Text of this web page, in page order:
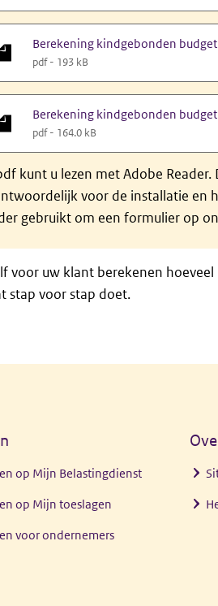
Berekening kindgebonden
pdf - 193 kB
Berekening kindgebonden
pdf - 164.0 kB
kunt u lezen met Adobe
voor de installatie en
gebruikt om een formulier op
voor uw klant berekenen
stap voor stap doet.
op Mijn Belastingdienst
op Mijn toeslagen
voor ondernemers